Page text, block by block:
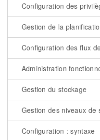
Configuration des
Gestion de la
Configuration des flux
Administration
Gestion du stockage
Gestion des niveaux de
Configuration : syntaxe